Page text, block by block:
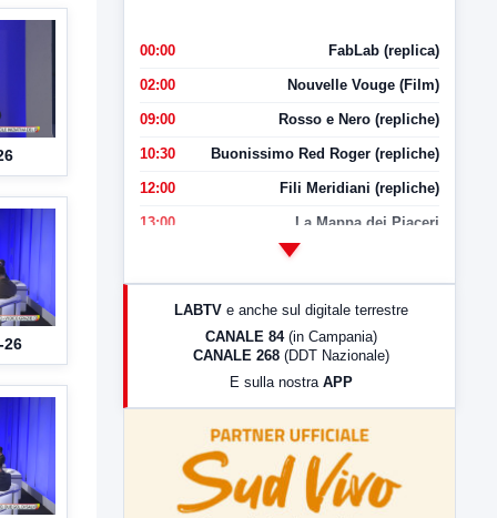
26
00:00 FabLab (replica)
02:00 Nouvelle Vouge (Film)
09:00 Rosso e Nero (repliche)
10:30 Buonissimo Red Roger (repliche)
12:00 Fili Meridiani (repliche)
13:00 La Mappa dei Piaceri
LabNews (Diretta)
LabNews (replica)
LABTV e anche sul digitale terrestre
CANALE 84 (in Campania)
CANALE 268 (DDT Nazionale)
E sulla nostra APP